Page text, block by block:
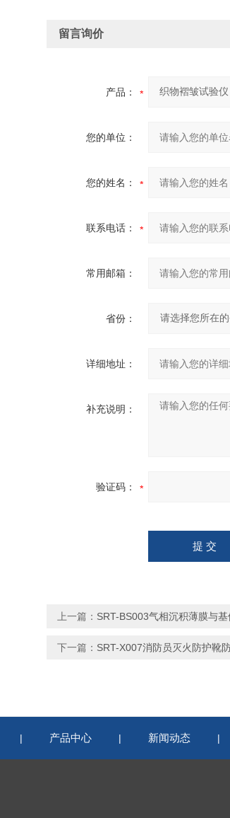
留言询价
产品：
您的单位：
您的姓名：
联系电话：
常用邮箱：
省份：
详细地址：
补充说明：
验证码：
上一篇： SRT-BS003气相沉积薄膜与
下一篇： SRT-X007消防员灭火防护靴
| 产品中心 | 新闻动态 |